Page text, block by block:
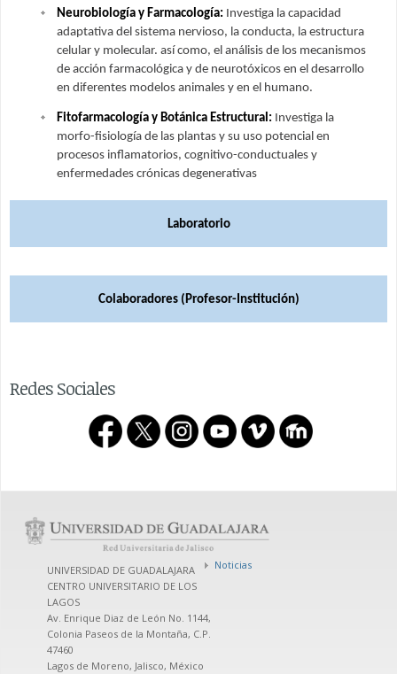
Neurobiología y Farmacología: Investiga la capacidad
adaptativa del sistema nervioso, la conducta, la estructura
celular y molecular. así como, el análisis de los mecanismos
de acción farmacológica y de neurotóxicos en el desarrollo
en diferentes modelos animales y en el humano.
Fitofarmacología y Botánica Estructural: Investiga la
morfo-fisiología de las plantas y su uso potencial en
procesos inflamatorios, cognitivo-conductuales y
enfermedades crónicas degenerativas
Laboratorio
Colaboradores (Profesor-Institución)
Redes Sociales
UNIVERSIDAD DE GUADALAJARA
CENTRO UNIVERSITARIO DE LOS
LAGOS
Av. Enrique Diaz de León No. 1144,
Colonia Paseos de la Montaña, C.P.
47460
Lagos de Moreno, Jalisco, México
Noticias